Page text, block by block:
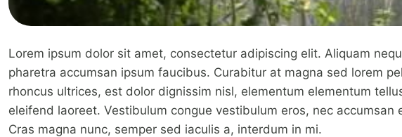
Lorem ipsum dolor sit amet, consectetur adipiscing elit. Aliquam
pharetra accumsan ipsum faucibus. Curabitur at magna sed lorem
rhoncus ultrices, est dolor dignissim nisl, elementum elementum
eleifend laoreet. Vestibulum congue vestibulum eros, nec
Cras magna nunc, semper sed iaculis a, interdum in mi.